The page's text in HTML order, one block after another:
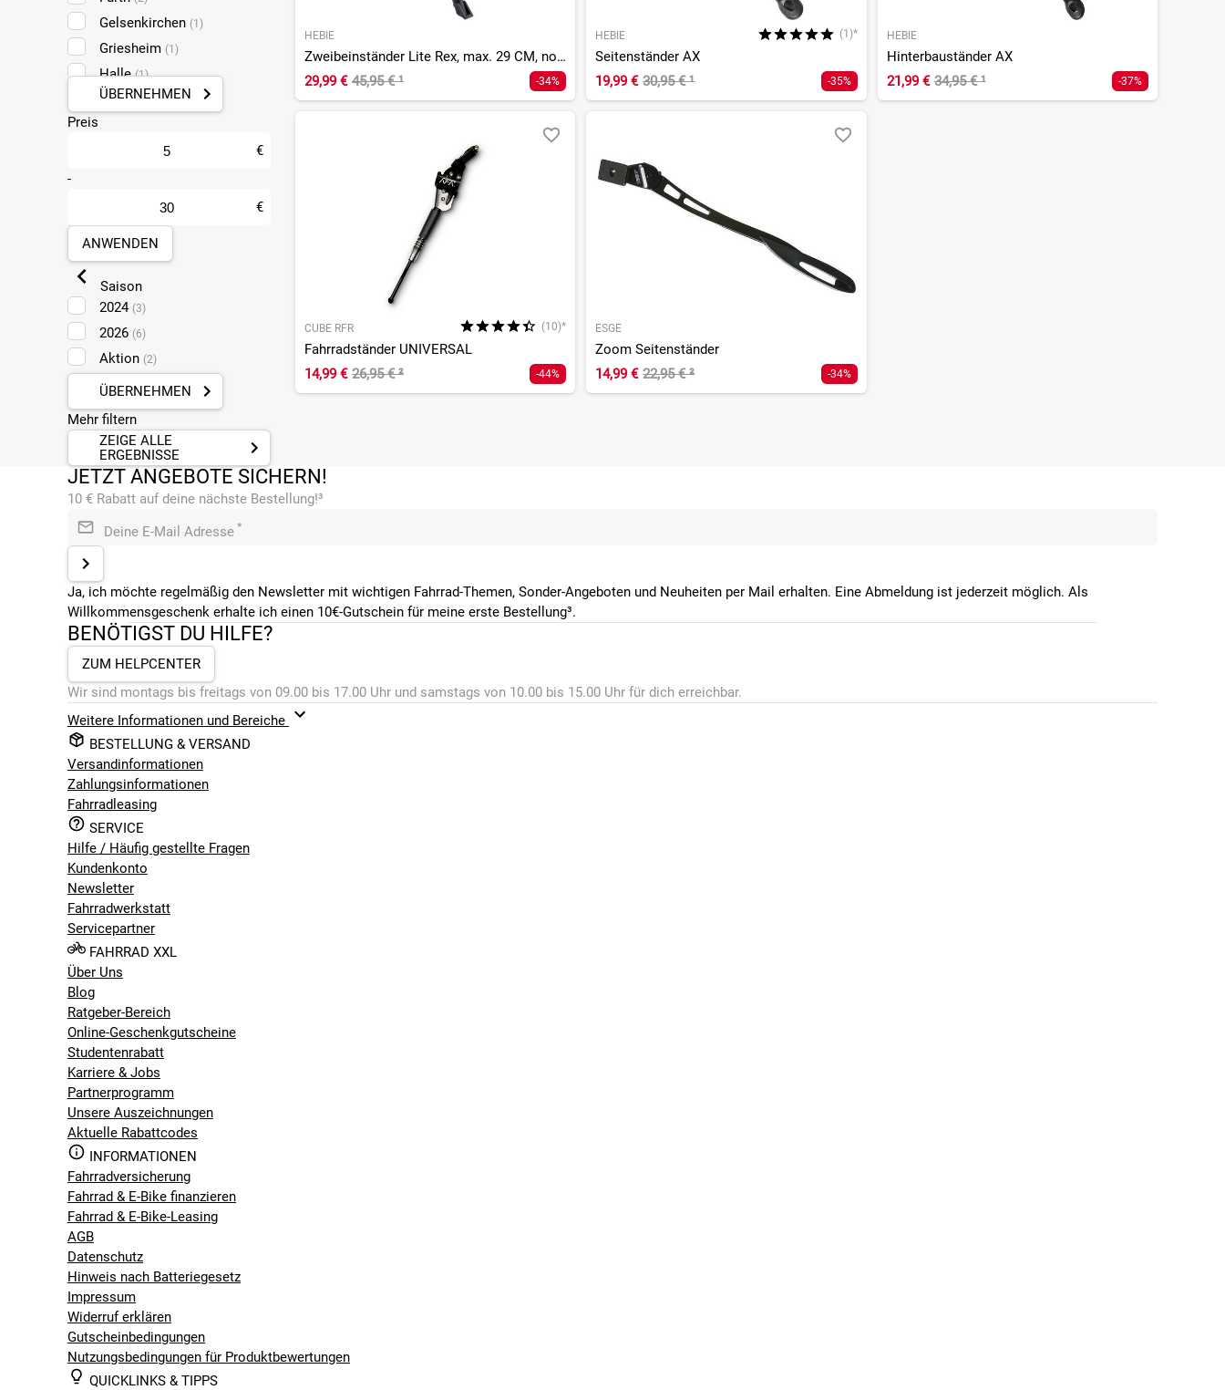
Gelsenkirchen (1)
Griesheim (1)
Halle(1)
Koblenz(1)
Ludwigshafen
Mülheim-Kärlich
Münster(1)
Pforzheim
Plankstadt
Sankt Augustin
ÜBERNEHMEN
Preis
€
-
€
ANWENDEN
Saison
2024 (3)
2026 (6)
Aktion (2)
ÜBERNEHMEN
Mehr filtern
ZEIGE ALLE
ERGEBNISSE
HEBIE
Zweibeinständer Lite Rex, max. 29 CM, normal
29,99 € 45,95 €¹ -34%
HEBIE (1)*
Seitenständer AX
19,99 € 30,95 €¹ -35%
HEBIE
Hinterbauständer AX
21,99 € 34,95 €¹ -37%
CUBE RFR (10)*
Fahrradständer UNIVERSAL
14,99 € 26,95 €² -44%
ESGE
Zoom Seitenständer
14,99 € 22,95 €² -34%
JETZT ANGEBOTE SICHERN!
10 € Rabatt auf deine nächste Bestellung!³
Deine E-Mail Adresse *
Ja, ich möchte regelmäßig den Newsletter mit wichtigen Fahrrad-Themen, Sonder-Angeboten und Neuheiten per Mail erhalten. Eine Abmeldung ist jederzeit möglich. Als
Willkommensgeschenk erhalte ich einen 10€-Gutschein für meine erste Bestellung³.
BENÖTIGST DU HILFE?
ZUM HELPCENTER
Wir sind montags bis freitags von 09.00 bis 17.00 Uhr und samstags von 10.00 bis 15.00 Uhr für dich erreichbar.
Weitere Informationen und Bereiche
BESTELLUNG & VERSAND
Versandinformationen
Zahlungsinformationen
Fahrradleasing
SERVICE
Hilfe / Häufig gestellte Fragen
Kundenkonto
Newsletter
Fahrradwerkstatt
Servicepartner
FAHRRAD XXL
Über Uns
Blog
Ratgeber-Bereich
Online-Geschenkgutscheine
Studentenrabatt
Karriere & Jobs
Partnerprogramm
Unsere Auszeichnungen
Aktuelle Rabattcodes
INFORMATIONEN
Fahrradversicherung
Fahrrad & E-Bike finanzieren
Fahrrad & E-Bike-Leasing
AGB
Datenschutz
Hinweis nach Batteriegesetz
Impressum
Widerruf erklären
Gutscheinbedingungen
Nutzungsbedingungen für Produktbewertungen
QUICKLINKS & TIPPS